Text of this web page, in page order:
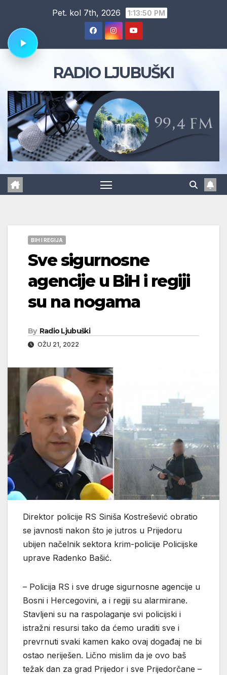
content
Pet. kol 7th, 2026 1:13:51 PM
RADIO LJUBUŠKI
BIH I REGIJA
Sve sigurnosne
agencije u BiH i regiji
su na nogama
By Radio Ljubuški
OŽU 21, 2022
Direktor policije RS Siniša Kostrešević obratio
se javnosti nakon što je jutros u Prijedoru
ubijen načelnik sektora krim-policije Policijske
uprave Radenko Bašić.
– Policija RS i sve druge sigurnosne agencije u
Bosni i Hercegovini, a i regiji su alarmirane.
Stavljeni su na raspolaganje svi policijski i
istražni resursi tako da ćemo uraditi sve i
prevrnuti svaki kamen kako ovaj događaj ne bi
ostao neriješen. Lično mislim da je ovo baš
težak dan za grad Prijedor i sve Prijedorčane –